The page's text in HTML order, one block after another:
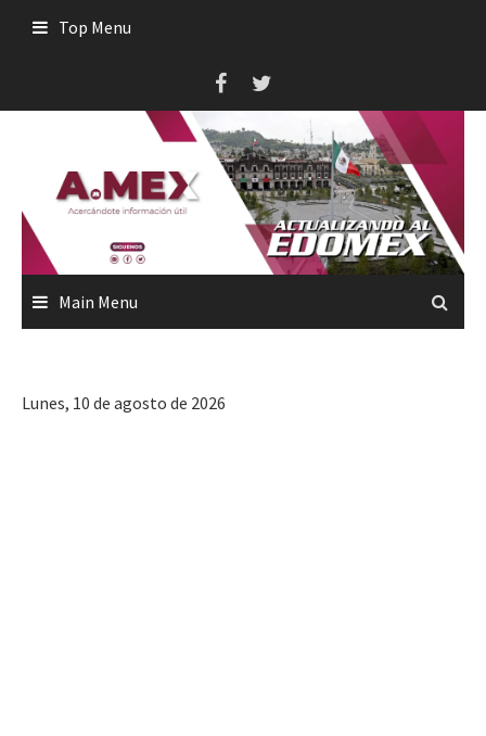
Top Menu
Main Menu
Lunes, 10 de agosto de 2026